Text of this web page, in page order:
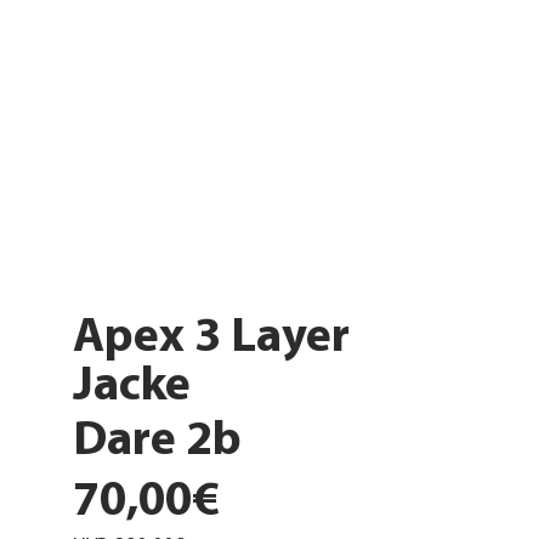
Apex 3 Layer
Jacke
Dare 2b
70,00€